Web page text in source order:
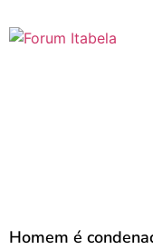
Homem é